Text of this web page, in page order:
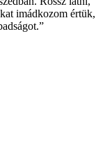
imádkozom értük,